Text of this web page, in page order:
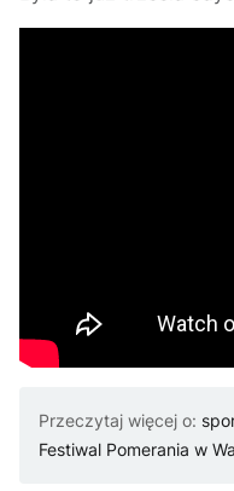
Przeczytaj więcej o:
Festiwal Pomerania w